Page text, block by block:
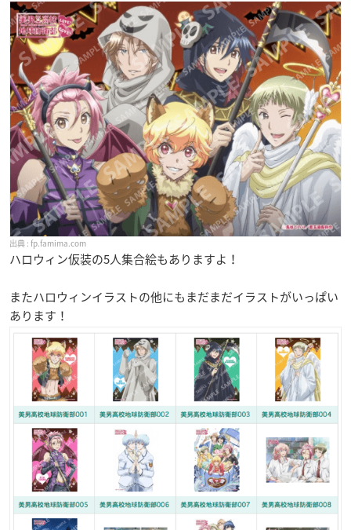
fp.famima.com
ハロウィン仮装の5人集合絵もありますよ！
またハロウィンイラストの他にもまだまだイラストがいっぱい
あります！